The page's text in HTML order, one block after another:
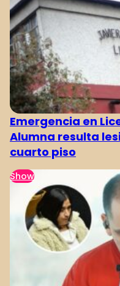
Emergencia en
Alumna resulta
cuarto piso
Show